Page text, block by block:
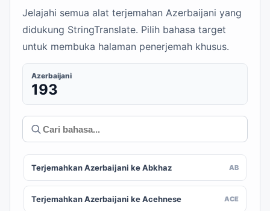
Jelajahi semua alat terjemahan Azerbaijani yang
didukung StringTranslate. Pilih bahasa target
untuk membuka halaman penerjemah khusus.
Azerbaijani
193
Terjemahkan Azerbaijani ke Abkhaz AB
Terjemahkan Azerbaijani ke Acehnese ACE